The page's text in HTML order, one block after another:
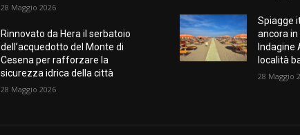
28 Maggio 2026
Rinnovato da Hera il serbatoio
dell’acquedotto del Monte di
Cesena per rafforzare la
sicurezza idrica della città
28 Maggio 2026
Spiagge
ancora in
Indagine
località
28 Maggio